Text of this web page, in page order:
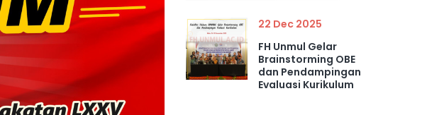
22 Dec 2025
FH Unmul Gelar
Brainstorming OBE
dan Pendampingan
Evaluasi Kurikulum